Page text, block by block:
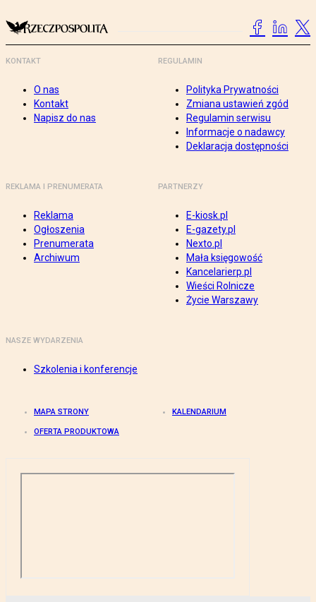
KONTAKT
O nas
Kontakt
Napisz do nas
REGULAMIN
Polityka Prywatności
Zmiana ustawień zgód
Regulamin serwisu
Informacje o nadawcy
Deklaracja dostępności
REKLAMA I PRENUMERATA
Reklama
Ogłoszenia
Prenumerata
Archiwum
PARTNERZY
E-kiosk.pl
E-gazety.pl
Nexto.pl
Mała księgowość
Kancelarierp.pl
Wieści Rolnicze
Życie Warszawy
NASZE WYDARZENIA
Szkolenia i konferencje
MAPA STRONY KALENDARIUM
OFERTA PRODUKTOWA